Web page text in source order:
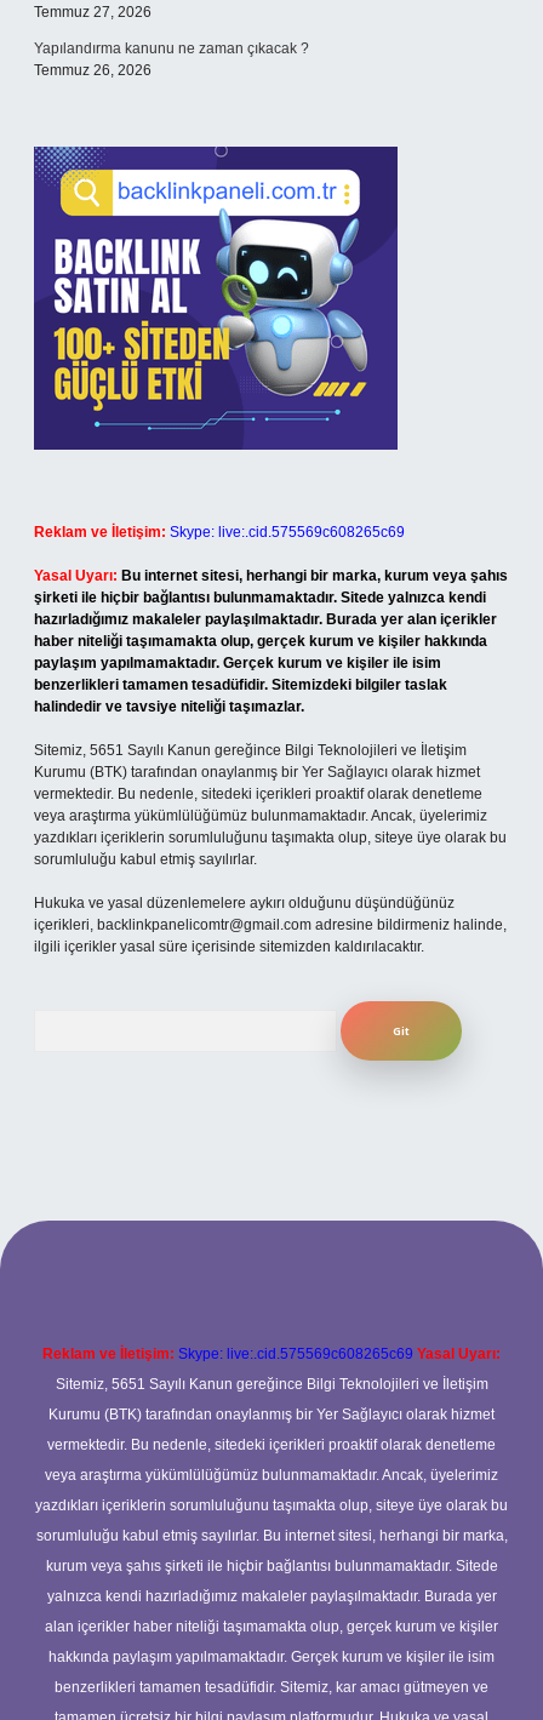
Temmuz 27, 2026
Yapılandırma kanunu ne zaman çıkacak ?
Temmuz 26, 2026
Reklam ve İletişim: Skype: live:.cid.575569c608265c69
Yasal Uyarı: Bu internet sitesi, herhangi bir marka, kurum veya şahıs
şirketi ile hiçbir bağlantısı bulunmamaktadır. Sitede yalnızca kendi
hazırladığımız makaleler paylaşılmaktadır. Burada yer alan içerikler
haber niteliği taşımamakta olup, gerçek kurum ve kişiler hakkında
paylaşım yapılmamaktadır. Gerçek kurum ve kişiler ile isim
benzerlikleri tamamen tesadüfidir. Sitemizdeki bilgiler taslak
halindedir ve tavsiye niteliği taşımazlar.
Sitemiz, 5651 Sayılı Kanun gereğince Bilgi Teknolojileri ve İletişim
Kurumu (BTK) tarafından onaylanmış bir Yer Sağlayıcı olarak hizmet
vermektedir. Bu nedenle, sitedeki içerikleri proaktif olarak denetleme
veya araştırma yükümlülüğümüz bulunmamaktadır. Ancak, üyelerimiz
yazdıkları içeriklerin sorumluluğunu taşımakta olup, siteye üye olarak bu
sorumluluğu kabul etmiş sayılırlar.
Hukuka ve yasal düzenlemelere aykırı olduğunu düşündüğünüz
içerikleri, backlinkpanelicomtr@gmail.com adresine bildirmeniz halinde,
ilgili içerikler yasal süre içerisinde sitemizden kaldırılacaktır.
Reklam ve İletişim: Skype: live:.cid.575569c608265c69 Yasal Uyarı:
Sitemiz, 5651 Sayılı Kanun gereğince Bilgi Teknolojileri ve İletişim
Kurumu (BTK) tarafından onaylanmış bir Yer Sağlayıcı olarak hizmet
vermektedir. Bu nedenle, sitedeki içerikleri proaktif olarak denetleme
veya araştırma yükümlülüğümüz bulunmamaktadır. Ancak, üyelerimiz
yazdıkları içeriklerin sorumluluğunu taşımakta olup, siteye üye olarak bu
sorumluluğu kabul etmiş sayılırlar. Bu internet sitesi, herhangi bir marka,
kurum veya şahıs şirketi ile hiçbir bağlantısı bulunmamaktadır. Sitede
yalnızca kendi hazırladığımız makaleler paylaşılmaktadır. Burada yer
alan içerikler haber niteliği taşımamakta olup, gerçek kurum ve kişiler
hakkında paylaşım yapılmamaktadır. Gerçek kurum ve kişiler ile isim
benzerlikleri tamamen tesadüfidir. Sitemiz, kar amacı gütmeyen ve